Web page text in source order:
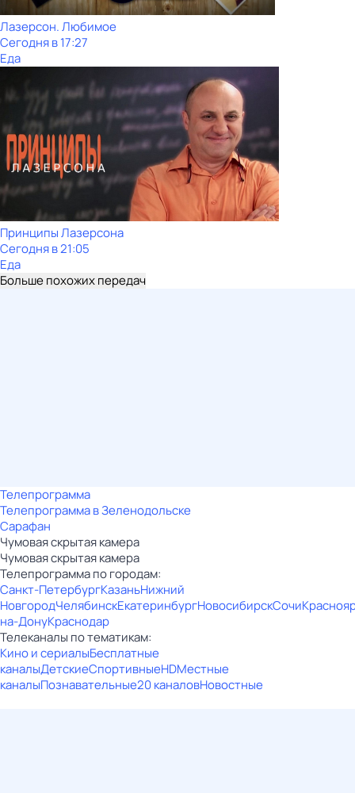
Лазерсон. Любимое
Сегодня в 17:27
Еда
Принципы Лазерсона
Сегодня в 21:05
Еда
Больше похожих передач
Телепрограмма
Телепрограмма в Зеленодольске
Сарафан
Чумовая скрытая камера
Чумовая скрытая камера
Телепрограмма по городам:
Санкт-ПетербургКазаньНижний
НовгородЧелябинскЕкатеринбургНовосибирскСочи
на-ДонуКраснодар
Телеканалы по тематикам:
Кино и сериалыБесплатные
каналыДетскиеСпортивныеHDМестные
каналыПознавательные20 каналовНовостные